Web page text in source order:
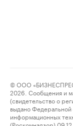
© ООО
2026. Сообщения и
(свидетельство о
выдано Федеральной
информационных